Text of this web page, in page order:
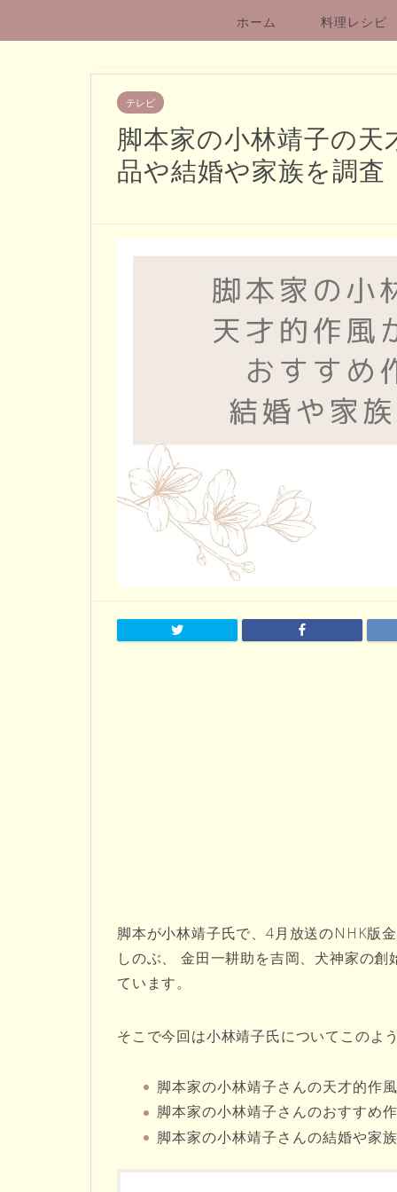
ホーム 料理レシピ
テレビ
脚本家の小林靖子の
品や結婚や家族を調査
脚本が小林靖子氏で、4月放送のNHK版
しのぶ、 金田一耕助を吉岡、犬神家の
ています。
そこで今回は小林靖子氏についてこのよ
脚本家の小林靖子さんの天才的作
脚本家の小林靖子さんのおすすめ
脚本家の小林靖子さんの結婚や家